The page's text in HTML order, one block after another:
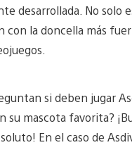
desarrollada. No solo
con la doncella más
si deben jugar
su mascota favorita?
En el caso de